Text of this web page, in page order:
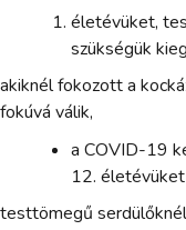
életévüket,
szükségük
akiknél fokozott a
fokúvá válik,
a COVID-19
12.
testtömegű